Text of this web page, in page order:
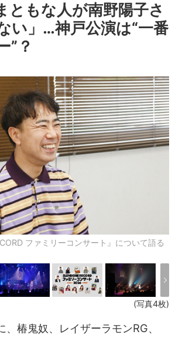
ともな人が南野陽子さ
い」…神戸公演は“一番
”？
ファミリーコンサート』について語る
(写真4枚)
、椿鬼奴、レイザーラモンRG、